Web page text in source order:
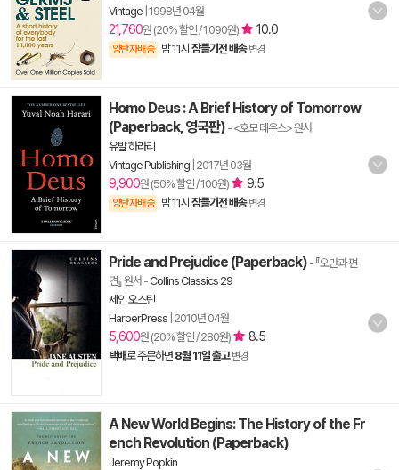
Vintage 1998년 04월
21,760원 (20% 할인 / 1,090원) 10.0
양탄자배송 밤 11시 잠들기전 배송 변경
Homo Deus : A Brief History of Tomorrow
(Paperback, 영국판) - <호모 데우스> 원서
유발 하라리
Vintage Publishing 2017년 03월
9,900원 (50% 할인 / 100원) 9.5
양탄자배송 밤 11시 잠들기전 배송 변경
Pride and Prejudice (Paperback) - 『오만과 편
견』 원서 -Collins Classics 29
제인 오스틴
HarperPress 2010년 04월
5,600원 (20% 할인 / 280원) 8.5
택배로 주문하면 8월 11일 출고 변경
A New World Begins: The History of the Fr
ench Revolution (Paperback)
Jeremy Popkin